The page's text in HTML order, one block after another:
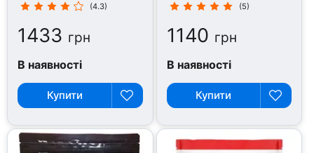
(4.3)
1433 грн
В наявності
Купити
(5)
1140 грн
В наявності
Купити